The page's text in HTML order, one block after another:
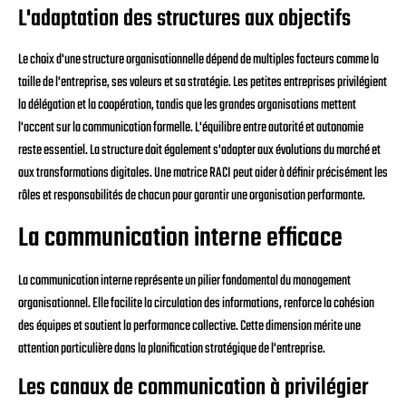
L'adaptation des structures aux objectifs
Le choix d'une structure organisationnelle dépend de multiples facteurs comme la
taille de l'entreprise, ses valeurs et sa stratégie. Les petites entreprises privilégient
la délégation et la coopération, tandis que les grandes organisations mettent
l'accent sur la communication formelle. L'équilibre entre autorité et autonomie
reste essentiel. La structure doit également s'adapter aux évolutions du marché et
aux transformations digitales. Une matrice RACI peut aider à définir précisément les
rôles et responsabilités de chacun pour garantir une organisation performante.
La communication interne efficace
La communication interne représente un pilier fondamental du management
organisationnel. Elle facilite la circulation des informations, renforce la cohésion
des équipes et soutient la performance collective. Cette dimension mérite une
attention particulière dans la planification stratégique de l'entreprise.
Les canaux de communication à privilégier